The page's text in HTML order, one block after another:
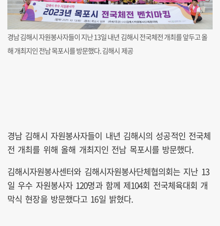
경남 김해시 자원봉사자들이 지난 13일 내년 김해시 전국체전 개최를 앞두고 올
해 개최지인 전남 목포시를 방문했다. 김해시 제공
경남 김해시 자원봉사자들이 내년 김해시의 성공적인 전국체
전 개최를 위해 올해 개최지인 전남 목포시를 방문했다.
김해시자원봉사센터와 김해시자원봉사단체협의회는 지난 13
일 우수 자원봉사자 120명과 함께 제104회 전국체육대회 개
막식 현장을 방문했다고 16일 밝혔다.